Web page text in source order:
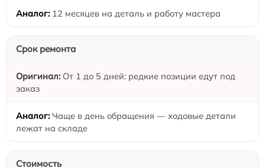
12 месяцев на деталь и работу мастера
Срок ремонта
От 1 до 5 дней: редкие позиции едут под
заказ
Чаще в день обращения — ходовые детали
лежат на складе
Стоимость